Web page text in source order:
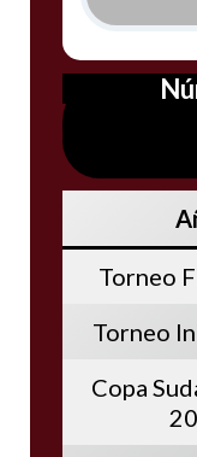
Torneo
Torneo
Copa